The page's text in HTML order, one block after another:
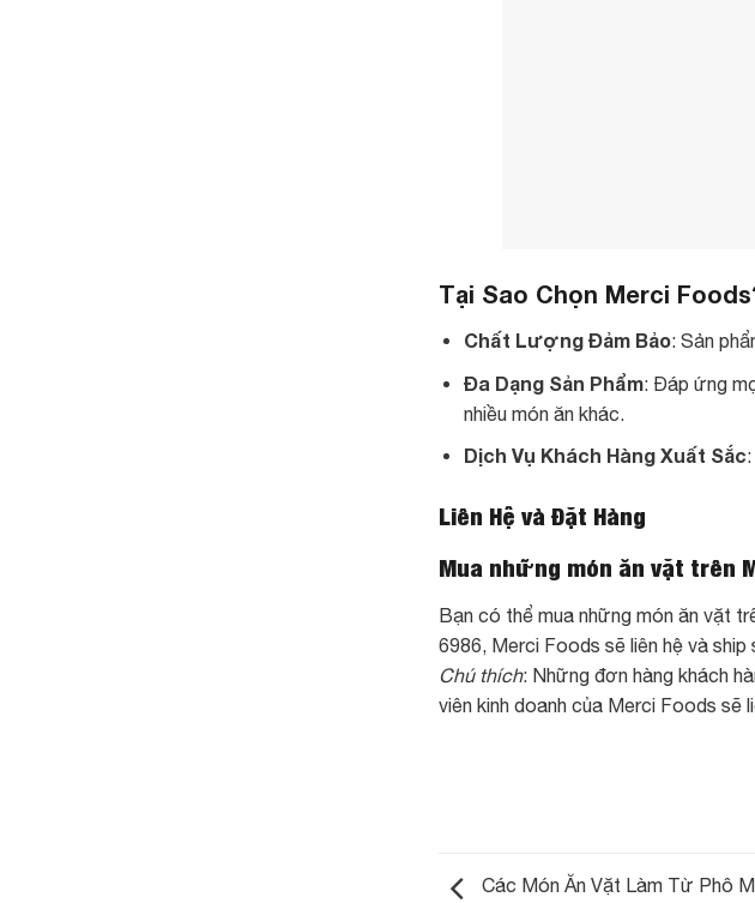
Tại Sao Chọn Merci
Chất Lượng Đảm Bảo: Sản
Đa Dạng Sản Phẩm: Đáp ứng
nhiều món ăn khác.
Dịch Vụ Khách Hàng Xuất Sắc
Liên Hệ và Đặt Hàng
Mua những món ăn vặt trên
Bạn có thể mua những món ăn vặt
6986, Merci Foods sẽ liên hệ và ship
Chú thích: Những đơn hàng khách
viên kinh doanh của Merci Foods sẽ
Các Món Ăn Vặt Làm Từ Phô